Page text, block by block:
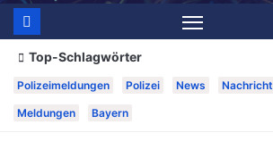
Top-Schlagwörter
Polizeimeldungen Polizei News
Meldungen Bayern